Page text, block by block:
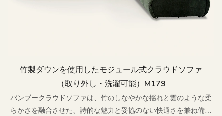
竹製ダウンを使用したモジュール式クラウドソファ
（取り外し・洗濯可能）M179
バンブークラウドソファは、竹のしなやかな揺れと雲のような柔
らかさを融合させた、詩的な魅力と妥協のない快適さを兼ね備え